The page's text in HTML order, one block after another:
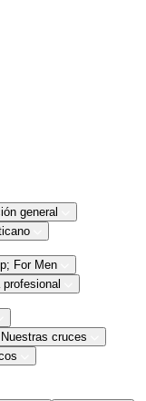
general
For Men
profesional
Nuestras cruces